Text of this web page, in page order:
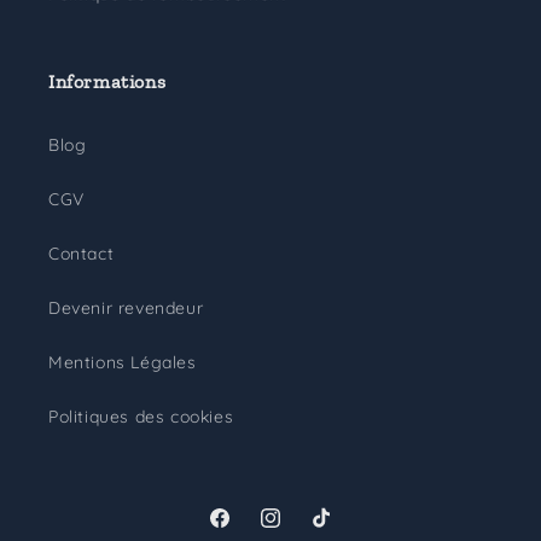
Informations
Blog
CGV
Contact
Devenir revendeur
Mentions Légales
Politiques des cookies
FacebookInstagram
TikTok